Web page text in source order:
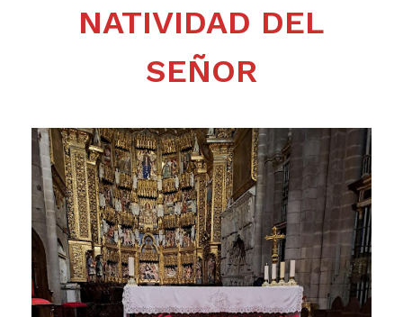
NATIVIDAD DEL
SEÑOR